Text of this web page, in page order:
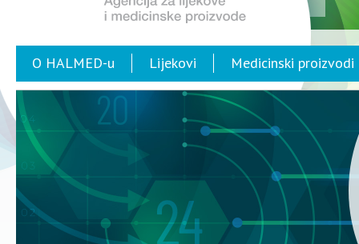
O HALMED-u Lijekovi Medicinski proizvodi